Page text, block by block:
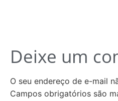
Deixe um
O seu endereço de e-mail
Campos obrigatórios são